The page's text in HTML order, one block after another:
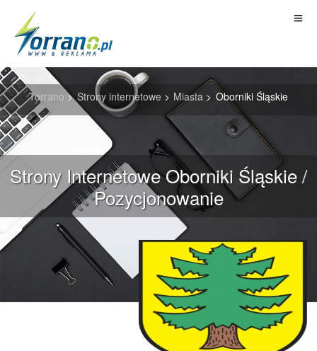
Torrano > Strony internetowe > Miasta > Oborniki Śląskie
Strony Internetowe Oborniki Śląskie /
Pozycjonowanie